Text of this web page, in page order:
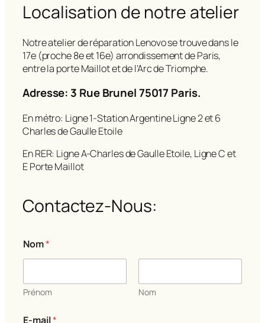
Localisation de notre atelier
Notre atelier de réparation Lenovo se trouve dans le
17e (proche 8e et 16e) arrondissement de Paris,
entre la porte Maillot et de l’Arc de Triomphe.
Adresse: 3 Rue Brunel 75017 Paris.
En métro: Ligne 1-Station Argentine Ligne 2 et 6
Charles de Gaulle Etoile
En RER: Ligne A-Charles de Gaulle Etoile, Ligne C et
E Porte Maillot
Contactez-Nous:
o
m
o
m
e
Nom*
Prénom Nom
E-mail*